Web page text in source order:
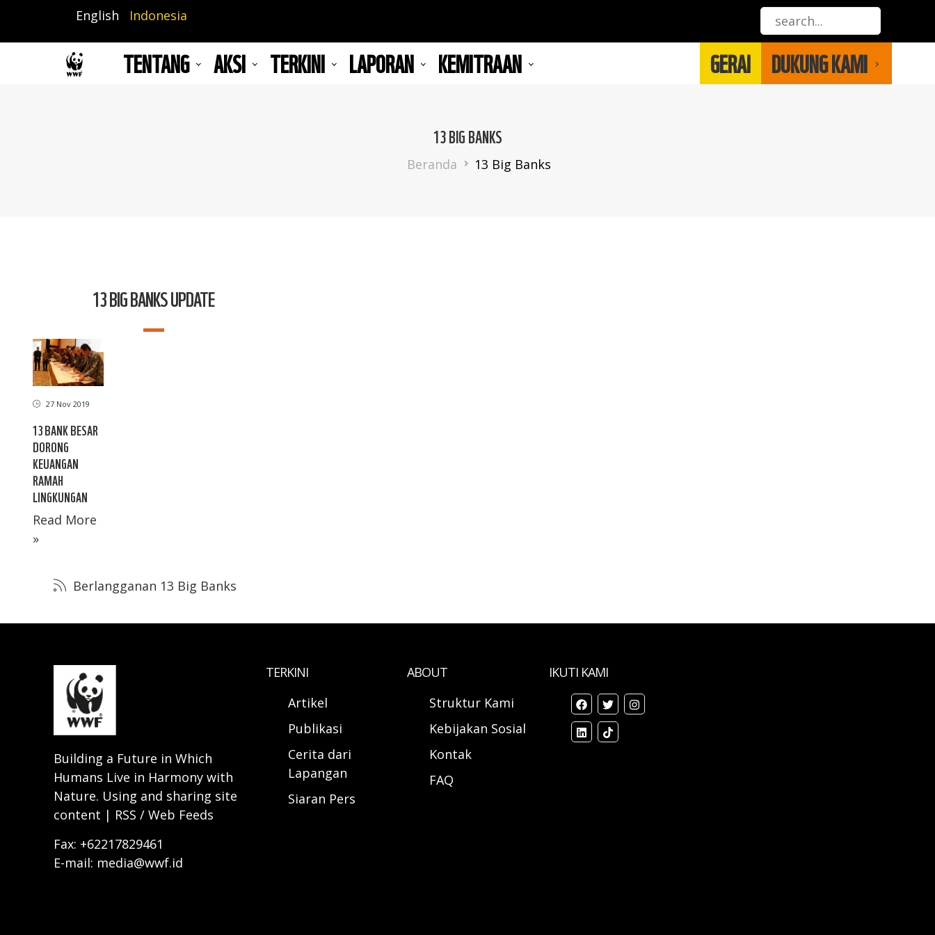
isi
English Indonesia
TENTANG AKSI TERKINI LAPORAN KEMITRAAN GERAI DUKUNG KAMI
13 BIG BANKS
Breadcrumb
Beranda 13 Big Banks
13 BIG BANKS UPDATE
27 Nov 2019
13 BANK BESAR
DORONG
KEUANGAN
RAMAH
LINGKUNGAN
Read More
»
Berlangganan 13 Big Banks
Building a Future in Which
Humans Live in Harmony with
Nature. Using and sharing site
content | RSS / Web Feeds
Fax: +62217829461
E-mail: media@wwf.id
TERKINI
Artikel
Publikasi
Cerita dari
Lapangan
Siaran Pers
ABOUT
Struktur Kami
Kebijakan Sosial
Kontak
FAQ
IKUTI KAMI